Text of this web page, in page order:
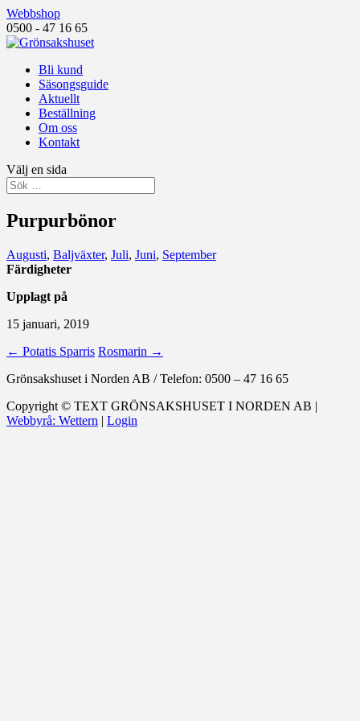
Webbshop
0500 - 47 16 65
Bli kund
Säsongsguide
Aktuellt
Beställning
Om oss
Kontakt
Välj en sida
Purpurbönor
Augusti, Baljväxter, Juli, Juni, September
Färdigheter
Upplagt på
15 januari, 2019
← Potatis Sparris Rosmarin →
Grönsakshuset i Norden AB /Telefon: 0500 – 47 16 65
Copyright © TEXT GRÖNSAKSHUSET I NORDEN AB |
Webbyrå: Wettern | Login